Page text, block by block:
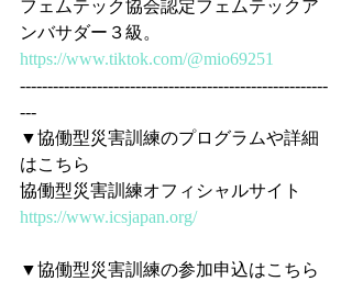
フェムテック協会認定フェムテックア
ンバサダー３級。
https://www.tiktok.com/@mio69251
--------------------------------------------------------
---
▼協働型災害訓練のプログラムや詳細
はこちら
協働型災害訓練オフィシャルサイト
https://www.icsjapan.org/
▼協働型災害訓練の参加申込はこちら